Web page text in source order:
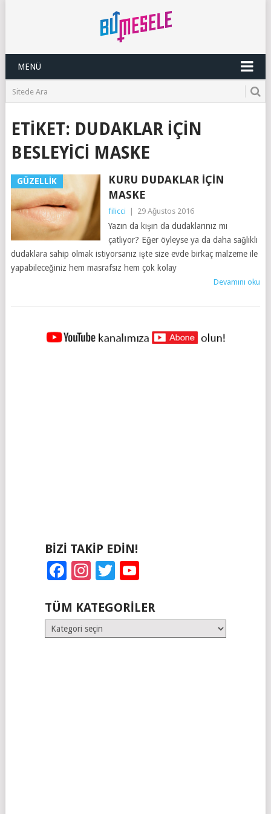
MENÜ
ETIKET: DUDAKLAR IÇIN
BESLEYICI MASKE
GÜZELLIK
KURU DUDAKLAR İÇIN
MASKE
filicci 29 Ağustos 2016
Yazın da kışın da dudaklarınız mı
çatlıyor? Eğer öyleyse ya da daha sağlıklı
dudaklara sahip olmak istiyorsanız işte size evde birkaç malzeme ile
yapabileceğiniz hem masrafsız hem çok kolay
Devamını oku
YAZILAR
BIZI TAKIP EDIN!
Facebook
Instagram
Twitter
TÜM KATEGORILER
Tüm
Kategoriler